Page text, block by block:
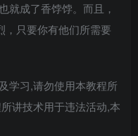
就成了香饽饽。而且，
，只要你有他们所需要
学习,请勿使用本教程所
讲技术用于违法活动,本